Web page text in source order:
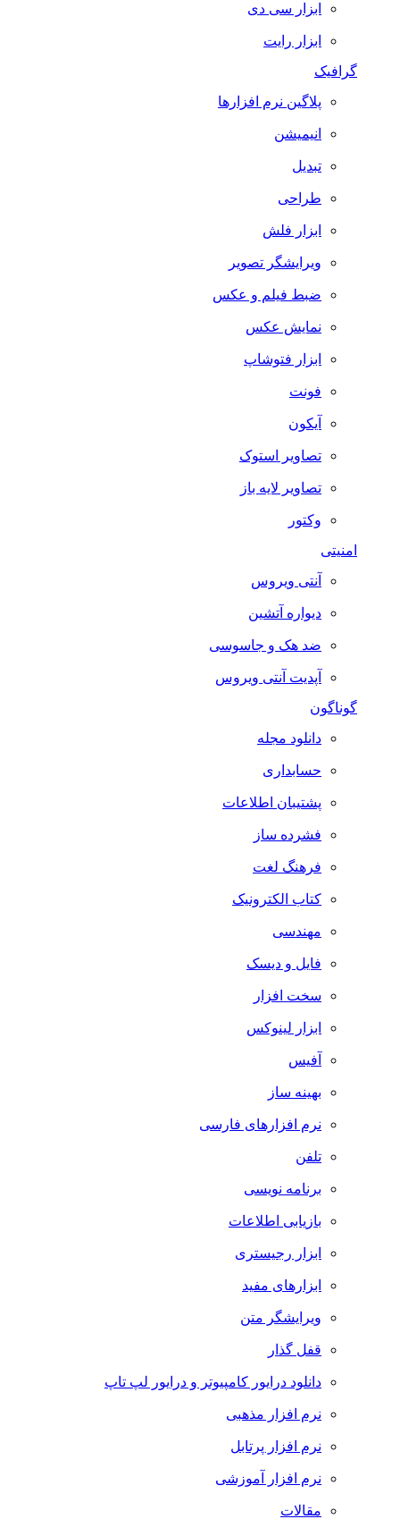
ابزار سی دی
ابزار رایت
گرافیک
پلاگین نرم افزارها
انیمیشن
تبدیل
طراحی
ابزار فلش
ویرایشگر تصویر
ضبط فيلم و عكس
نمایش عکس
ابزار فتوشاپ
فونت
آیکون
تصاویر استوک
تصاویر لایه باز
وکتور
امنیتی
آنتی ویروس
دیواره آتشین
ضد هک و جاسوسی
آپدیت آنتی ویروس
گوناگون
دانلود مجله
حسابداری
پشتیبان اطلاعات
فشرده ساز
فرهنگ لغت
کتاب الکترونیک
مهندسی
فایل و دیسک
سخت افزار
ابزار لینوکس
آفیس
بهینه ساز
نرم افزارهای فارسی
تلفن
برنامه نویسی
بازیابی اطلاعات
ابزار رجیستری
ابزارهای مفید
ویرایشگر متن
قفل گذار
دانلود درایور کامپیوتر و درایور لپ تاپ
نرم افزار مذهبی
نرم افزار پرتابل
نرم افزار آموزشی
مقالات